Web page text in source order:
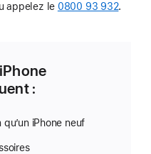
appelez le 0800 93 932.
:
qu’un iPhone neuf